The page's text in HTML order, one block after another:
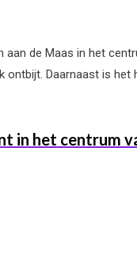
de Maas in het
Daarnaast is
in het centrum